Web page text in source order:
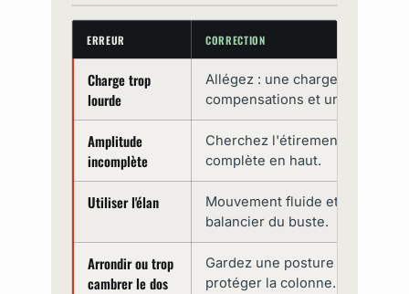
ERREUR CORRECTION
Charge trop
lourde
Allégez : une charge
compensations et un
Amplitude
incomplète
Cherchez l'étirement en bas
complète en haut.
Utiliser l'élan
Mouvement fluide et contrôlé,
balancier du buste.
Arrondir ou trop
cambrer le dos
Gardez une posture neutre,
protéger la colonne.